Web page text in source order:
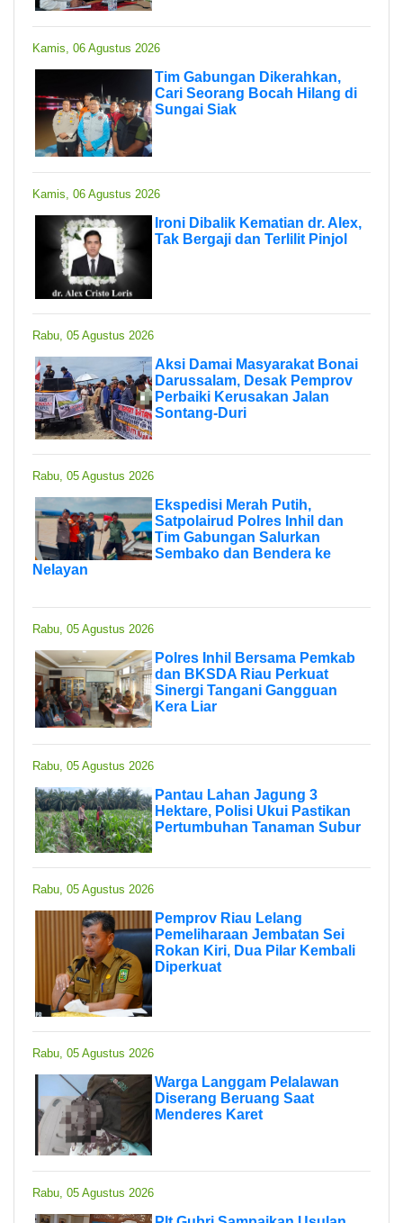
Kamis, 06 Agustus 2026
Tim Gabungan Dikerahkan,
Cari Seorang Bocah Hilang di
Sungai Siak
Kamis, 06 Agustus 2026
Ironi Dibalik Kematian dr. Alex,
Tak Bergaji dan Terlilit Pinjol
Rabu, 05 Agustus 2026
Aksi Damai Masyarakat Bonai
Darussalam, Desak Pemprov
Perbaiki Kerusakan Jalan
Sontang-Duri
Rabu, 05 Agustus 2026
Ekspedisi Merah Putih,
Satpolairud Polres Inhil dan
Tim Gabungan Salurkan
Sembako dan Bendera ke
Nelayan
Rabu, 05 Agustus 2026
Polres Inhil Bersama Pemkab
dan BKSDA Riau Perkuat
Sinergi Tangani Gangguan
Kera Liar
Rabu, 05 Agustus 2026
Pantau Lahan Jagung 3
Hektare, Polisi Ukui Pastikan
Pertumbuhan Tanaman Subur
Rabu, 05 Agustus 2026
Pemprov Riau Lelang
Pemeliharaan Jembatan Sei
Rokan Kiri, Dua Pilar Kembali
Diperkuat
Rabu, 05 Agustus 2026
Warga Langgam Pelalawan
Diserang Beruang Saat
Menderes Karet
Rabu, 05 Agustus 2026